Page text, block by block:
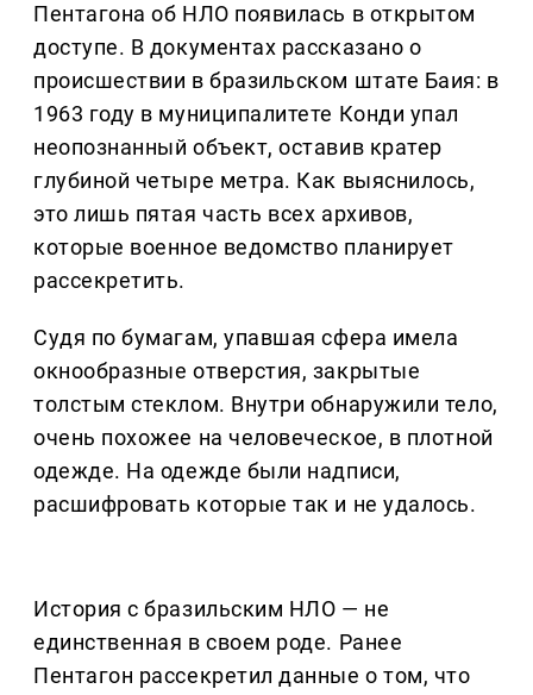
Пентагона об НЛО появилась в открытом
доступе. В документах рассказано о
происшествии в бразильском штате Баия: в
1963 году в муниципалитете Конди упал
неопознанный объект, оставив кратер
глубиной четыре метра. Как выяснилось,
это лишь пятая часть всех архивов,
которые военное ведомство планирует
рассекретить.
Судя по бумагам, упавшая сфера имела
окнообразные отверстия, закрытые
толстым стеклом. Внутри обнаружили тело,
очень похожее на человеческое, в плотной
одежде. На одежде были надписи,
расшифровать которые так и не удалось.
История с бразильским НЛО — не
единственная в своем роде. Ранее
Пентагон рассекретил данные о том, что